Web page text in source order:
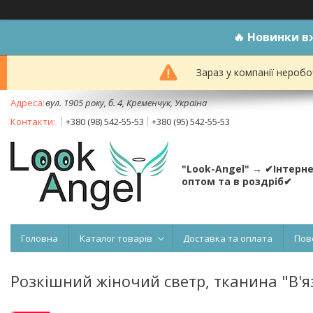
🔥 Новинки
Зараз у компанії
вул. 1905 року, б. 4, Кременчук, Україна
+380 (98) 542-55-53
+380 (95) 542-55-53
"Look-Angel" →
оптом та в роздріб✔
Головна Каталог товарів Доставка та оплата
Розкішний жіночий светр, тканина